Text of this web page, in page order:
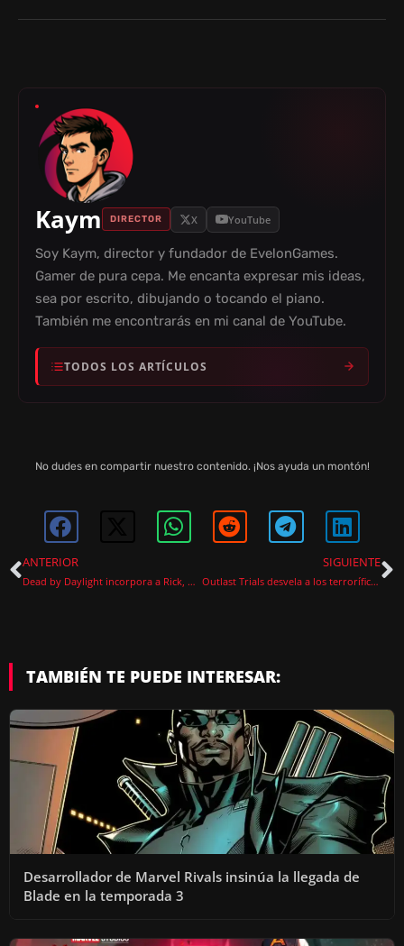
Kaym DIRECTOR X YouTube
Soy Kaym, director y fundador de EvelonGames.
Gamer de pura cepa. Me encanta expresar mis ideas,
sea por escrito, dibujando o tocando el piano.
También me encontrarás en mi canal de YouTube.
TODOS LOS ARTÍCULOS
No dudes en compartir nuestro contenido. ¡Nos ayuda un montón!
ANTERIOR
Dead by Daylight incorpora a Rick, Michonne y Daryl de The Walking Dead
SIGUIENTE
Outlast Trials desvela a los terroríficos gemelos Kress para la temporada 4
TAMBIÉN TE PUEDE INTERESAR:
Desarrollador de Marvel Rivals insinúa la llegada de
Blade en la temporada 3